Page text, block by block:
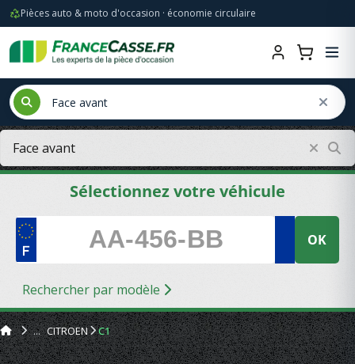
Pièces auto & moto d'occasion · économie circulaire
Sélectionnez votre véhicule
OK
Rechercher par modèle
CITROEN C1